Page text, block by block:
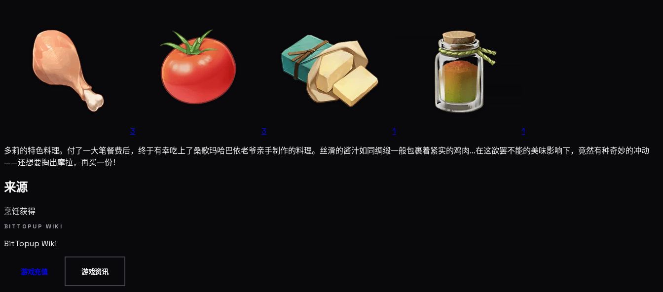
3 3 1
1
多莉的特色料理。付了一大笔餐费后，终于有幸吃上了桑歌玛哈巴依老爷亲手制作的料理。丝滑的酱汁如同绸缎一般包裹着紧实的鸡肉…在这欲罢不能的美味影响下，竟然有种奇妙的冲动
——还想要掏出摩拉，再买一份！
来源
烹饪获得
BITTOPUP WIKI
BitTopup Wiki
游戏充值 游戏资讯